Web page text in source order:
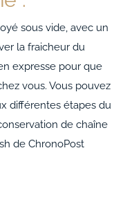
sous vide, avec un
la fraicheur du
expresse pour que
vous. Vous pouvez
différentes étapes du
de chaîne
de ChronoPost